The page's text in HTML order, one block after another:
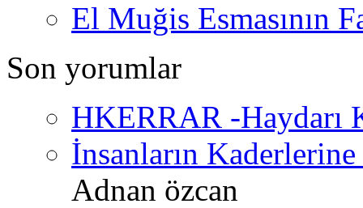
El Muğis Esmasının
Son yorumlar
HKERRAR -Haydarı
İnsanların
Adnan özcan